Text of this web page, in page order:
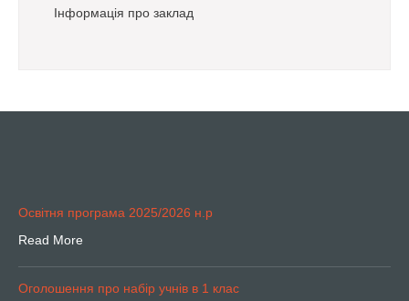
Інформація про заклад
Освітня програма 2025/2026 н.р
Read More
Оголошення про набір учнів в 1 клас